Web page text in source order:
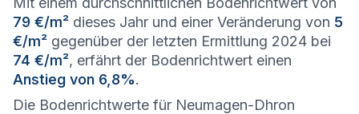
79 €/m² dieses Jahr und einer Veränderung von 5
€/m² gegenüber der letzten Ermittlung 2024 bei
74 €/m², erfährt der Bodenrichtwert einen
Anstieg von 6,8%.
Die Bodenrichtwerte für Neumagen-Dhron